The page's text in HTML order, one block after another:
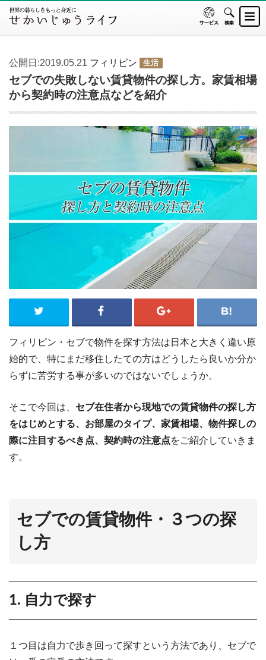
公開日:2019.05.21 フィリピン 生活
セブでの失敗しない賃貸物件の探し方。家賃相場
から契約時の注意点などを紹介
フィリピン・セブで物件を探す方法は日本と大きく違い原
始的で、特にまだ移住したての方はどうしたら良いか分か
らずに苦労する事が多いのではないでしょうか。
そこで今回は、 セブ在住者から現地での賃貸物件の探し方
をはじめとする、お部屋のタイプ、家賃相場、物件探しの
際に注目するべき点、契約時の注意点をご紹介していきま
す。
セブでの賃貸物件・３つの探
し方
1. 自力で探す
１つ目は自力で歩き回って探すという方法であり、セブで